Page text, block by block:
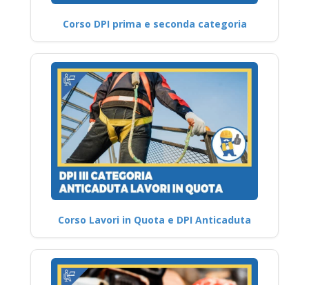
Corso DPI prima e seconda categoria
Corso Lavori in Quota e DPI Anticaduta